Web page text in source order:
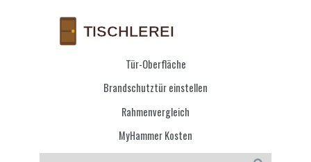
Tür-Oberfläche
Brandschutztür einstellen
Rahmenvergleich
MyHammer Kosten